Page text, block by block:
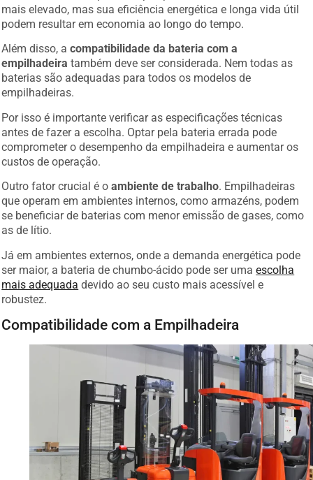
mais elevado, mas sua eficiência energética e longa vida útil
podem resultar em economia ao longo do tempo.
Além disso, acompatibilidade da bateria com a
empilhadeira também deve ser considerada. Nem todas as
baterias são adequadas para todos os modelos de
empilhadeiras.
Por isso é importante verificar as especificações técnicas
antes de fazer a escolha. Optar pela bateria errada pode
comprometer o desempenho da empilhadeira e aumentar os
custos de operação.
Outro fator crucial é oambiente de trabalho. Empilhadeiras
que operam em ambientes internos, como armazéns, podem
se beneficiar de baterias com menor emissão de gases, como
as de lítio.
Já em ambientes externos, onde a demanda energética pode
ser maior, a bateria de chumbo-ácido pode ser umaescolha
mais adequada devido ao seu custo mais acessível e
robustez.
Compatibilidade com a Empilhadeira